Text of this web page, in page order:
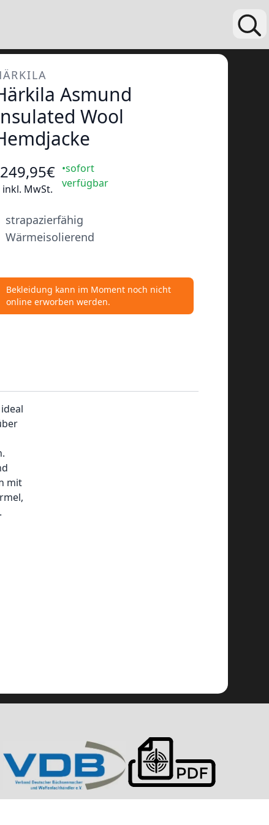
Asmund
Wool
249,95€
inkl. MwSt.
•sofort
verfügbar
strapazierfähig
Wärmeisolierend
Bekleidung kann im Moment noch nicht
online erworben werden.
mit